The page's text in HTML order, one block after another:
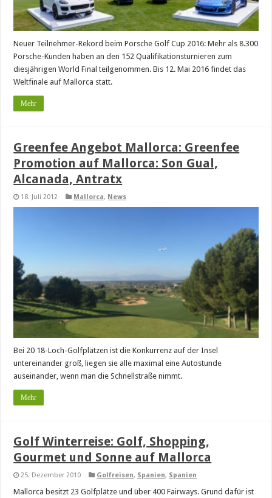
Neuer Teilnehmer-Rekord beim Porsche Golf Cup 2016: Mehr als 8.300
Porsche-Kunden haben an den 152 Qualifikationsturnieren zum
diesjährigen World Final teilgenommen. Bis 12. Mai 2016 findet das
Weltfinale auf Mallorca statt.
Mehr
Greenfee Angebot Mallorca: Greenfee
Promotion auf Mallorca: Son Gual,
Alcanada, Antratx
18. Juli 2012 Mallorca, News
Bei 20 18-Loch-Golfplätzen ist die Konkurrenz auf der Insel
untereinander groß, liegen sie alle maximal eine Autostunde
auseinander, wenn man die Schnellstraße nimmt.
Mehr
Golf Winterreise: Golf, Shopping,
Gourmet und Sonne auf Mallorca
25. Dezember 2010 Golfreisen, Spanien, Spanien
Mallorca besitzt 23 Golfplätze und über 400 Fairways. Grund dafür ist